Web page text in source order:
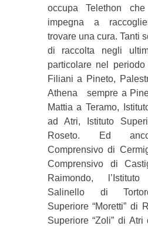
occupa Telethon
impegna a
trovare una cura. Tanti
di raccolta negli
particolare nel
Filiani a Pineto,
Athena sempre a
Mattia a Teramo,
ad Atri, Istituto
Roseto. Ed
Comprensivo di
Comprensivo di
Raimondo, l’Istituto
Salinello di
Superiore “Moretti” di
Superiore “Zoli” di